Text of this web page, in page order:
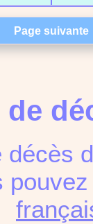
de
décès